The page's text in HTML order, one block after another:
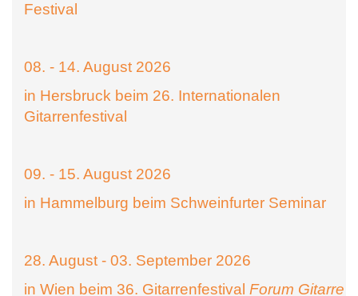
Festival
08. - 14. August 2026
in Hersbruck beim 26. Internationalen
Gitarrenfestival
09. - 15. August 2026
in Hammelburg beim Schweinfurter Seminar
28. August - 03. September 2026
in Wien beim 36. Gitarrenfestival Forum Gitarre